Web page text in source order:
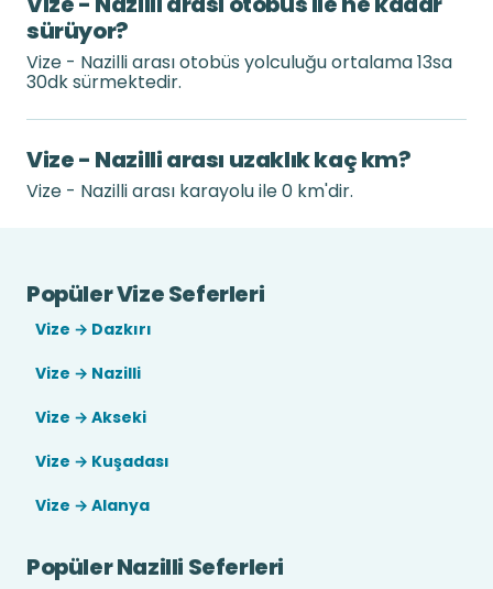
sürüyor?
Vize - Nazilli arası otobüs yolculuğu ortalama 13sa
30dk sürmektedir.
Vize - Nazilli arası uzaklık kaç km?
Vize - Nazilli arası karayolu ile 0 km'dir.
Popüler Vize Seferleri
Vize → Dazkırı
Vize → Nazilli
Vize → Akseki
Vize → Kuşadası
Vize → Alanya
Popüler Nazilli Seferleri